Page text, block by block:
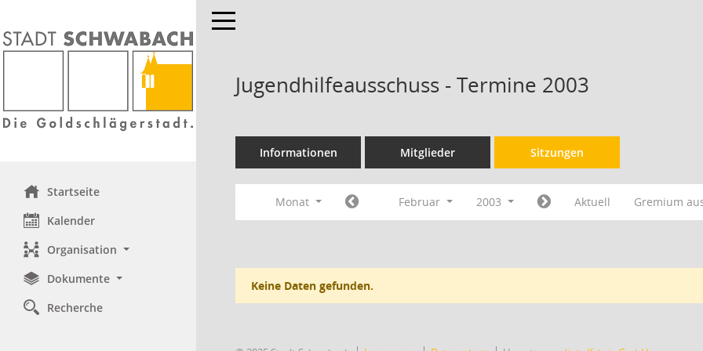
Startseite
Kalender
Organisation
Dokumente
Recherche
Toggle navigation
Jugendhilfeausschuss - Termine 2003
Informationen Mitglieder Sitzungen
Monat Februar 2003 Aktuell Gremium
Keine Daten gefunden.